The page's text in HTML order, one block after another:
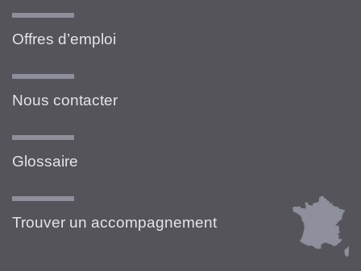
Offres d’emploi
Nous contacter
Glossaire
Trouver un accompagnement